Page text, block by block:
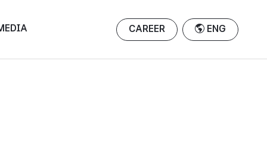
CAREER ENG